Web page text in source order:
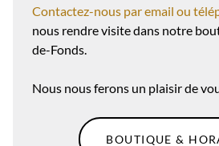
Contactez-nous par email ou
nous rendre visite dans notre
de-Fonds.
Nous nous ferons un plaisir de
BOUTIQUE &